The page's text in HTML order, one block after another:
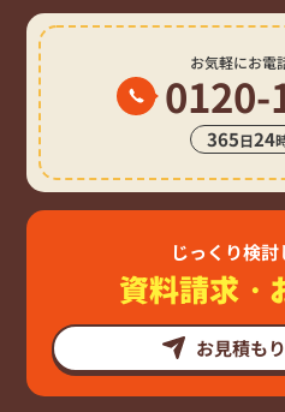
お気軽にお電
0120-
365日24
じっくり検
資料請求・
お見積も